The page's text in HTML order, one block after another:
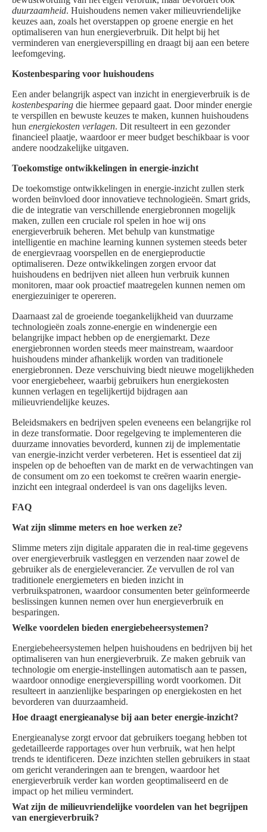
duurzaamheid. Huishoudens nemen vaker milieuvriendelijke
keuzes aan, zoals het overstappen op groene energie en het
optimaliseren van hun energieverbruik. Dit helpt bij het
verminderen van energieverspilling en draagt bij aan een betere
leefomgeving.
Kostenbesparing voor huishoudens
Een ander belangrijk aspect van inzicht in energieverbruik is de
kostenbesparing die hiermee gepaard gaat. Door minder energie
te verspillen en bewuste keuzes te maken, kunnen huishoudens
hun energiekosten verlagen. Dit resulteert in een gezonder
financieel plaatje, waardoor er meer budget beschikbaar is voor
andere noodzakelijke uitgaven.
Toekomstige ontwikkelingen in energie-inzicht
De toekomstige ontwikkelingen in energie-inzicht zullen sterk
worden beïnvloed door innovatieve technologieën. Smart grids,
die de integratie van verschillende energiebronnen mogelijk
maken, zullen een cruciale rol spelen in hoe wij ons
energieverbruik beheren. Met behulp van kunstmatige
intelligentie en machine learning kunnen systemen steeds beter
de energievraag voorspellen en de energieproductie
optimaliseren. Deze ontwikkelingen zorgen ervoor dat
huishoudens en bedrijven niet alleen hun verbruik kunnen
monitoren, maar ook proactief maatregelen kunnen nemen om
energiezuiniger te opereren.
Daarnaast zal de groeiende toegankelijkheid van duurzame
technologieën zoals zonne-energie en windenergie een
belangrijke impact hebben op de energiemarkt. Deze
energiebronnen worden steeds meer mainstream, waardoor
huishoudens minder afhankelijk worden van traditionele
energiebronnen. Deze verschuiving biedt nieuwe mogelijkheden
voor energiebeheer, waarbij gebruikers hun energiekosten
kunnen verlagen en tegelijkertijd bijdragen aan
milieuvriendelijke keuzes.
Beleidsmakers en bedrijven spelen eveneens een belangrijke rol
in deze transformatie. Door regelgeving te implementeren die
duurzame innovaties bevorderd, kunnen zij de implementatie
van energie-inzicht verder verbeteren. Het is essentieel dat zij
inspelen op de behoeften van de markt en de verwachtingen van
de consument om zo een toekomst te creëren waarin energie-
inzicht een integraal onderdeel is van ons dagelijks leven.
FAQ
Wat zijn slimme meters en hoe werken ze?
Slimme meters zijn digitale apparaten die in real-time gegevens
over energieverbruik vastleggen en verzenden naar zowel de
gebruiker als de energieleverancier. Ze vervullen de rol van
traditionele energiemeters en bieden inzicht in
verbruikspatronen, waardoor consumenten beter geïnformeerde
beslissingen kunnen nemen over hun energieverbruik en
besparingen.
Welke voordelen bieden energiebeheersystemen?
Energiebeheersystemen helpen huishoudens en bedrijven bij het
optimaliseren van hun energieverbruik. Ze maken gebruik van
technologie om energie-instellingen automatisch aan te passen,
waardoor onnodige energieverspilling wordt voorkomen. Dit
resulteert in aanzienlijke besparingen op energiekosten en het
bevorderen van duurzaamheid.
Hoe draagt energieanalyse bij aan beter energie-inzicht?
Energieanalyse zorgt ervoor dat gebruikers toegang hebben tot
gedetailleerde rapportages over hun verbruik, wat hen helpt
trends te identificeren. Deze inzichten stellen gebruikers in staat
om gericht veranderingen aan te brengen, waardoor het
energieverbruik verder kan worden geoptimaliseerd en de
impact op het milieu vermindert.
Wat zijn de milieuvriendelijke voordelen van het begrijpen
van energieverbruik?